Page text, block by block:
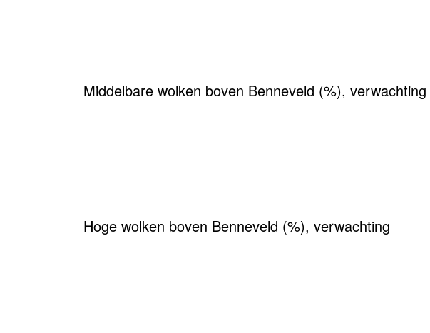
Middelbare wolken boven Benneveld (%), verwachting
Hoge wolken boven Benneveld (%), verwachting